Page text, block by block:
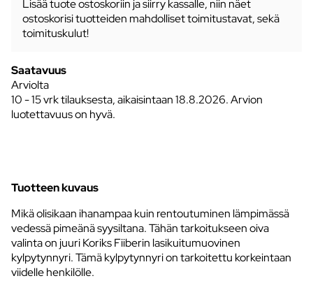
Lisää tuote ostoskoriin ja siirry kassalle, niin näet
ostoskorisi tuotteiden mahdolliset toimitustavat, sekä
toimituskulut!
Saatavuus
Arviolta
10 - 15 vrk tilauksesta, aikaisintaan 18.8.2026.Arvion
luotettavuus on hyvä.
Tuotteen kuvaus
Mikä olisikaan ihanampaa kuin rentoutuminen lämpimässä
vedessä pimeänä syysiltana. Tähän tarkoitukseen oiva
valinta on juuri Koriks Fiiberin lasikuitumuovinen
kylpytynnyri. Tämä kylpytynnyri on tarkoitettu korkeintaan
viidelle henkilölle.